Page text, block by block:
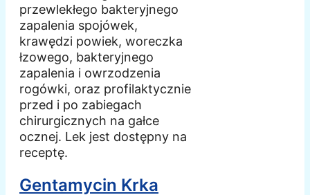
przewlekłego bakteryjnego
zapalenia spojówek,
krawędzi powiek, woreczka
łzowego, bakteryjnego
zapalenia i owrzodzenia
rogówki, oraz profilaktycznie
przed i po zabiegach
chirurgicznych na gałce
ocznej. Lek jest dostępny na
receptę.
Gentamycin Krka